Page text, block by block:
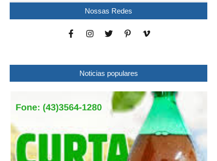
Nossas Redes
Noticias populares